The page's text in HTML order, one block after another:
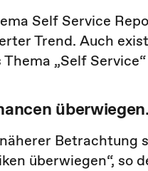
Self Service
Trend. Auch
Thema „Self
Betrachtung
überwiegen“, so